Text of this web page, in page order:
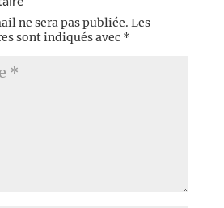
ne sera pas publiée. Les
sont indiqués avec *